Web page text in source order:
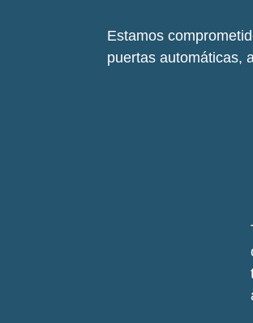
Estamos
puertas automáticas,